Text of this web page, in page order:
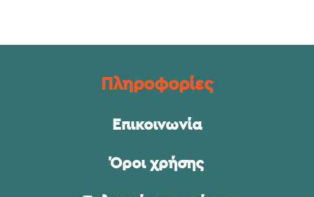
Πληροφορίες
Επικοινωνία
Όροι χρήσης